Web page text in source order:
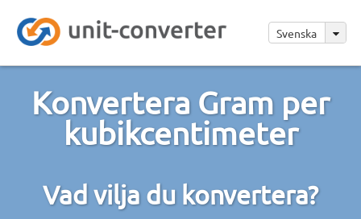
Svenska
Konvertera Gram per
kubikcentimeter
Vad vilja du konvertera?